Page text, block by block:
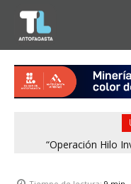
“Operación Hilo
Región de